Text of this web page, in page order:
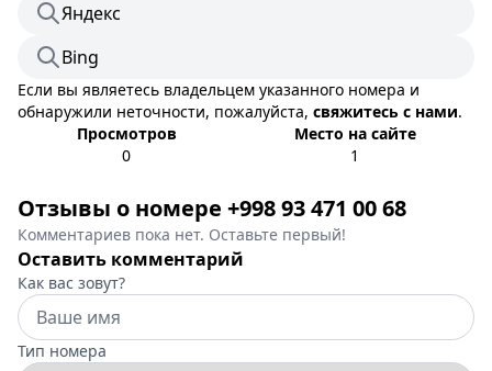
Яндекс
Bing
Если вы являетесь владельцем указанного номера и
обнаружили неточности, пожалуйста, свяжитесь с нами.
Просмотров
0
Место на сайте
1
Отзывы о номере +998 93 471 00 68
Комментариев пока нет. Оставьте первый!
Оставить комментарий
Как вас зовут?
Тип номера